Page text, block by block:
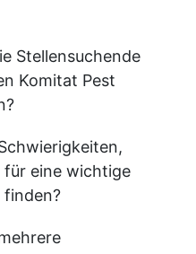
Stellensuchende
Komitat Pest
eine wichtige
finden?